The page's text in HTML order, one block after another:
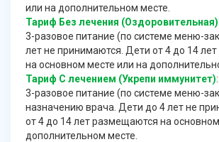
или на дополнительном месте.
Тариф Без лечения (Оздоровительная)
3-разовое питание (по системе меню-
лет не принимаются. Дети от 4 до 14
на основном месте или на
Тариф С лечением (Укрепи иммунитет)
3-разовое питание (по системе меню-
назначению врача. Дети до 4 лет не
от 4 до 14 лет размещаются на
дополнительном месте.